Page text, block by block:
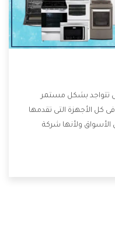
تتواجد بشكل مستمر
كل الأجهزة التى تقدمها
الأسواق ولأنها شركة
التى تسهل على